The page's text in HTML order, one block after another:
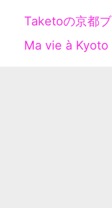
Taketoの京都
Ma vie à Kyoto